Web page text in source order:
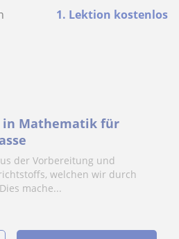
1. Lektion kostenlos
in Mathematik für
der Vorbereitung und
welchen wir durch
mache...